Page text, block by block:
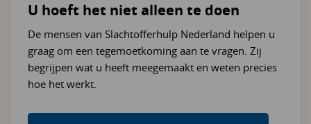
U hoeft het niet alleen te doen
De mensen van Slachtofferhulp Nederland helpen u
graag om een tegemoetkoming aan te vragen. Zij
begrijpen wat u heeft meegemaakt en weten precies
hoe het werkt.